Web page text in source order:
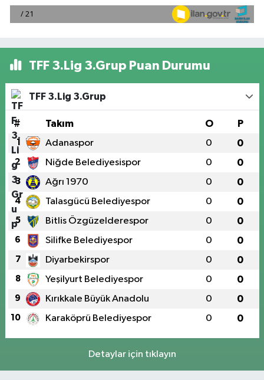
TFF 3.Lig 3.Grup Puan Durumu
TFF 3.Lig 3.Grup
# Takım O P
1 Adanaspor 0 0
2 Niğde Belediyesispor 0 0
3 Ağrı 1970 0 0
4 Talasgücü Belediyespor 0 0
5 Bitlis Özgüzelderespor 0 0
6 Silifke Belediyespor 0 0
7 Diyarbekirspor 0 0
8 Yeşilyurt Belediyespor 0 0
9 Kırıkkale Büyük Anadolu 0 0
10 Karaköprü Belediyespor 0 0
Detaylar için tıklayın